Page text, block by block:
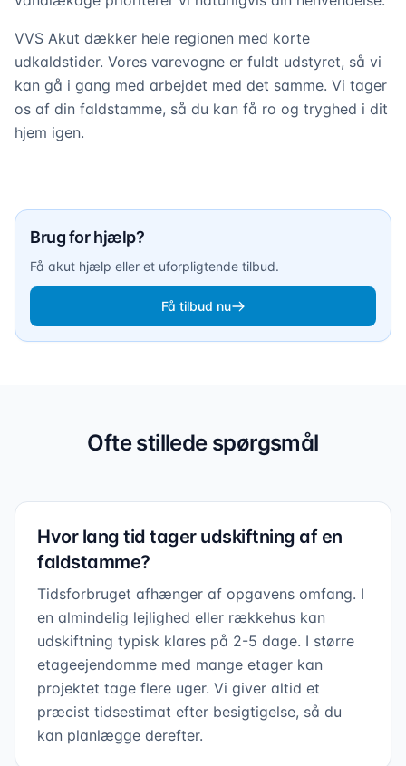
VVS Akut dækker hele regionen med korte
udkaldstider. Vores varevogne er fuldt udstyret, så vi
kan gå i gang med arbejdet med det samme. Vi tager
os af din faldstamme, så du kan få ro og tryghed i dit
hjem igen.
Brug for hjælp?
Få akut hjælp eller et uforpligtende tilbud.
Få tilbud nu
Ofte stillede spørgsmål
Hvor lang tid tager udskiftning af en
faldstamme?
Tidsforbruget afhænger af opgavens omfang. I
en almindelig lejlighed eller rækkehus kan
udskiftning typisk klares på 2-5 dage. I større
etageejendomme med mange etager kan
projektet tage flere uger. Vi giver altid et
præcist tidsestimat efter besigtigelse, så du
kan planlægge derefter.